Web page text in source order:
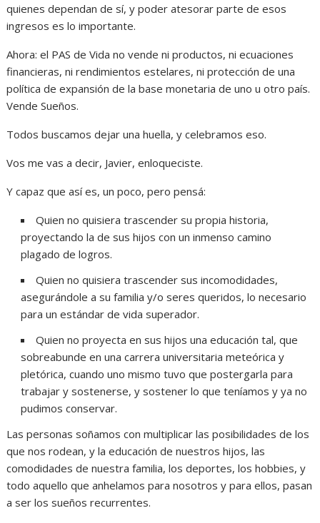
quienes dependan de sí, y poder atesorar parte de esos
ingresos es lo importante.
Ahora: el PAS de Vida no vende ni productos, ni ecuaciones
financieras, ni rendimientos estelares, ni protección de una
política de expansión de la base monetaria de uno u otro país.
Vende Sueños.
Todos buscamos dejar una huella, y celebramos eso.
Vos me vas a decir, Javier, enloqueciste.
Y capaz que así es, un poco, pero pensá:
Quien no quisiera trascender su propia historia,
proyectando la de sus hijos con un inmenso camino
plagado de logros.
Quien no quisiera trascender sus incomodidades,
asegurándole a su familia y/o seres queridos, lo necesario
para un estándar de vida superador.
Quien no proyecta en sus hijos una educación tal, que
sobreabunde en una carrera universitaria meteórica y
pletórica, cuando uno mismo tuvo que postergarla para
trabajar y sostenerse, y sostener lo que teníamos y ya no
pudimos conservar.
Las personas soñamos con multiplicar las posibilidades de los
que nos rodean, y la educación de nuestros hijos, las
comodidades de nuestra familia, los deportes, los hobbies, y
todo aquello que anhelamos para nosotros y para ellos, pasan
a ser los sueños recurrentes.